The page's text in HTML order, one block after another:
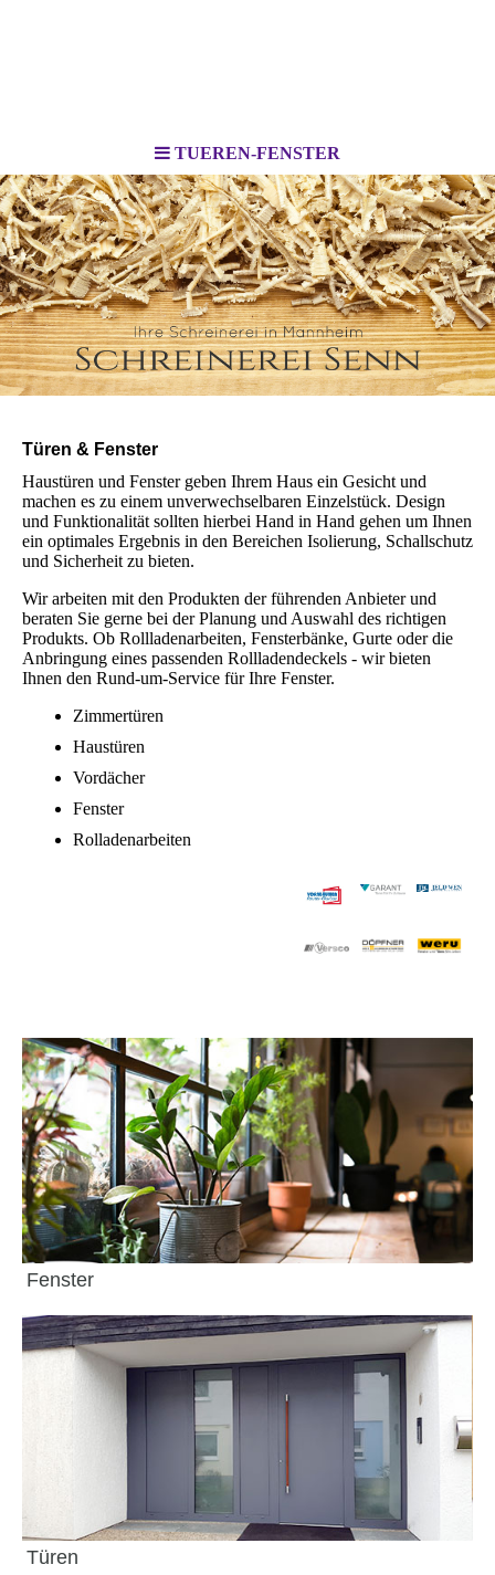
TUEREN-FENSTER
Türen & Fenster
Haustüren und Fenster geben Ihrem Haus ein Gesicht und
machen es zu einem unverwechselbaren Einzelstück. Design
und Funktionalität sollten hierbei Hand in Hand gehen um Ihnen
ein optimales Ergebnis in den Bereichen Isolierung, Schall­schutz
und Sicherheit zu bieten.
Wir arbeiten mit den Produkten der führenden Anbieter und
beraten Sie gerne bei der Planung und Auswahl des richtigen
Produkts. Ob Rollladenarbeiten, Fensterbänke, Gurte oder die
Anbringung eines passenden Rollladendeckels - wir bieten
Ihnen den Rund-um-Service für Ihre Fenster.
Zimmertüren
Haustüren
Vordächer
Fenster
Rolladenarbeiten
Fenster
Türen